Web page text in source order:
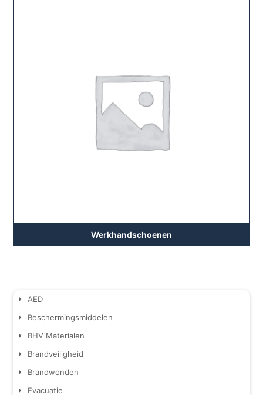
Werkhandschoenen
AED
Beschermingsmiddelen
BHV Materialen
Brandveiligheid
Brandwonden
Evacuatie